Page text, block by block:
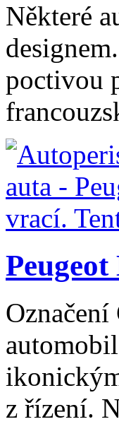
Některé
poctivou
z řízení.